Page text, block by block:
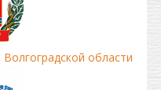
области